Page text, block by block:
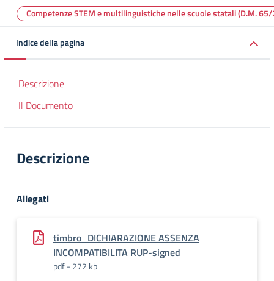
Competenze STEM e multilinguistiche nelle scuole statali (D.M.
Indice della pagina
Descrizione
Il Documento
Descrizione
Allegati
timbro_DICHIARAZIONE ASSENZA
INCOMPATIBILITA RUP-signed
pdf - 272 kb